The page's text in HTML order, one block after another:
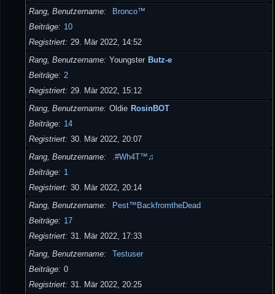
Rang, Benutzername
Bronco™
Beiträge
10
Registriert 29. Mär 2022, 14:52
Rang, Benutzername Youngster Butz-e
Beiträge 2
Registriert 29. Mär 2022, 15:12
Rang, Benutzername Oldie RosinBOT
Beiträge
14
Registriert 30. Mär 2022, 20:07
Rang, Benutzername
.#Wh4T™♫
Beiträge
1
Registriert 30. Mär 2022, 20:14
Rang, Benutzername
Pest™BackfromtheDead
Beiträge
17
Registriert 31. Mär 2022, 17:33
Rang, Benutzername
Testuser
Beiträge 0
Registriert 31. Mär 2022, 20:25